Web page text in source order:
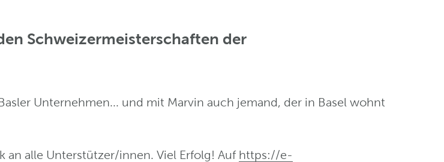
Schweizermeisterschaften der
Unternehmen... und mit Marvin auch jemand, der in Basel wohnt
an alle Unterstützer/innen. Viel Erfolg! Auf https://e-